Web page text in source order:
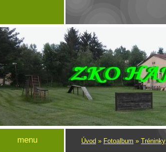
Úvod » Fotoalbum » Tréninky
menu